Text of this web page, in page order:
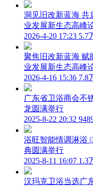
洞见旧改新蓝海
业发展新生态高峰
2026-4-20 17:23 5.7
聚焦旧改新蓝海 赋
业发展新生态高峰
2026-4-16 15:36 7.8
广东省卫浴商会不
龙圆满举行
2025-8-22 20:32
浴旺智能情调淋浴
典圆满举行
2025-8-11 16:07 1.3
汉玛克卫浴当选广